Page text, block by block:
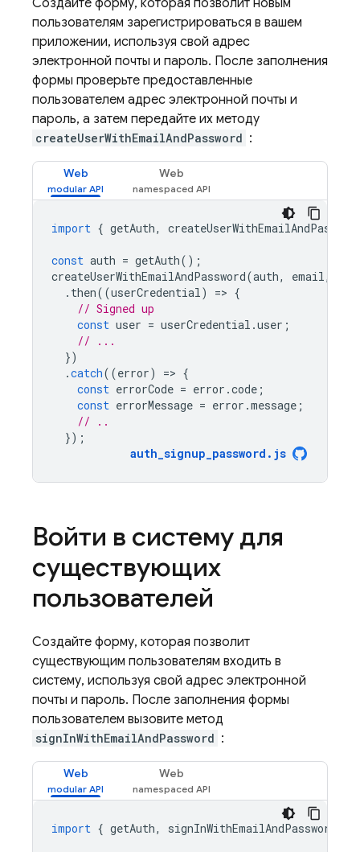
Создайте форму, которая позволит новым
пользователям зарегистрироваться в вашем
приложении, используя свой адрес
электронной почты и пароль. После заполнения
формы проверьте предоставленные
пользователем адрес электронной почты и
пароль, а затем передайте их методу
createUserWithEmailAndPassword :
Web Web
import { getAuth,
const auth = getAuth();
createUserWithEmailAndPassword(auth, email,
. then((userCredential) => {
// Signed up
const user = userCredential .user ;
// ...
})
.catch((error) => {
const errorCode = error .code ;
const errorMessage = error .message ;
// ..
});
auth_signup_password . js
Войти в систему для
существующих
пользователей
Создайте форму, которая позволит
существующим пользователям входить в
систему, используя свой адрес электронной
почты и пароль. После заполнения формы
пользователем вызовите метод
signInWithEmailAndPassword :
Web Web
import { getAuth, signInWithEmailAndPassword